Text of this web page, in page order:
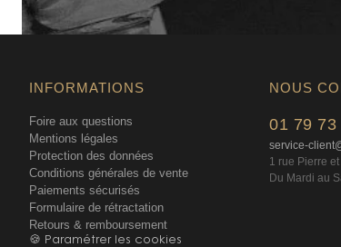
INFORMATIONS
Foire aux questions
Mentions légales
Protection des données
Conditions générales de vente
Paiements sécurisés
Formulaire de rétractation
Retours & remboursement
🍪 Paramétrer les cookies
NOUS
01 79 73
service-
1 rue Pierre
Du Mardi au